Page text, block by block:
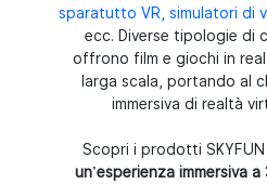
sparatutto VR, simulatori di
ecc. Diverse tipologie di
offrono film e giochi in
larga scala, portando al
immersiva di realtà
Scopri i prodotti SKYFUN
un'esperienza immersiva